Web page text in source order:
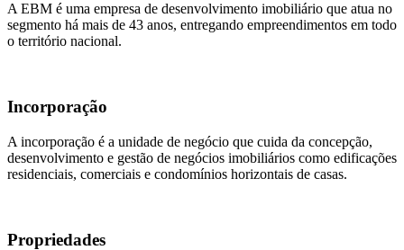
A EBM é uma empresa de desenvolvimento imobiliário que atua no
segmento há mais de 43 anos, entregando empreendimentos em todo
o território nacional.
Incorporação
A incorporação é a unidade de negócio que cuida da concepção,
desenvolvimento e gestão de negócios imobiliários como edificações
residenciais, comerciais e condomínios horizontais de casas.
Propriedades